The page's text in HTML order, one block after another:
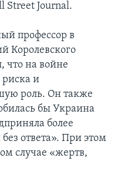
Street Journal.
профессор в
Королевского
что на войне
и
роль. Он также
бы Украина
более
ответа». При этом
случае «жертв,